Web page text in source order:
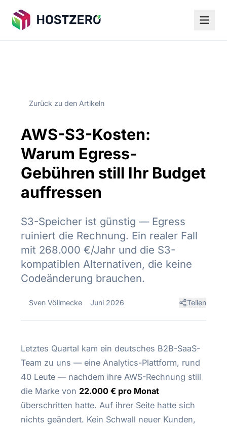
Zurück zu den Artikeln
AWS-S3-Kosten:
Warum Egress-
Gebühren still Ihr Budget
auffressen
S3-Speicher ist günstig — Egress
ruiniert die Rechnung. Ein realer Fall
mit 268.000 €/Jahr und die S3-
kompatiblen Alternativen, die keine
Codeänderung brauchen.
Sven Völlmecke Juni 2026 Teilen
Letztes Quartal kam ein deutsches B2B-SaaS-
Team zu uns — eine Analytics-Plattform, rund
40 Leute — nachdem ihre AWS-Rechnung still
die Marke von 22.000 € pro Monat
überschritten hatte. Auf ihrer Seite hatte sich
nichts geändert. Kein Schwall neuer Kunden,